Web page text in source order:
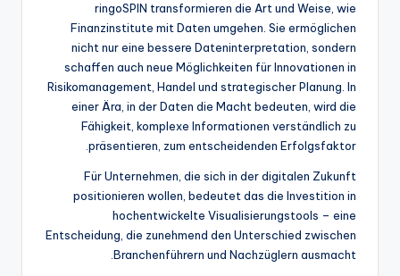
ringoSPIN transformieren die Art und Weise, wie
Finanzinstitute mit Daten umgehen. Sie ermöglichen
nicht nur eine bessere Dateninterpretation, sondern
schaffen auch neue Möglichkeiten für Innovationen in
Risikomanagement, Handel und strategischer Planung. In
einer Ära, in der Daten die Macht bedeuten, wird die
Fähigkeit, komplexe Informationen verständlich zu
präsentieren, zum entscheidenden Erfolgsfaktor.
Für Unternehmen, die sich in der digitalen Zukunft
positionieren wollen, bedeutet das die Investition in
hochentwickelte Visualisierungstools – eine
Entscheidung, die zunehmend den Unterschied zwischen
Branchenführern und Nachzüglern ausmacht.